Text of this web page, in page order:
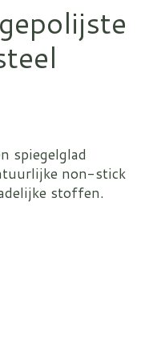
spiegelglad
non-stick
stoffen.